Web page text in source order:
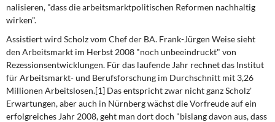
Institut Solidarische Moderne
Rosa-Luxemburg-Stiftung
Über mich
Kontakt
nalisieren, "dass die arbeitsmarktpolitischen Reformen nachhaltig
wirken".
Assistiert wird Scholzvom Chef der BA. Frank-Jürgen Weise sieht
den Arbeitsmarkt im Herbst 2008 "noch unbeeindruckt" von
Rezessionsentwicklungen. Für das laufende Jahr rechnet das Institut
für Arbeitsmarkt- und Berufsforschung im Durchschnitt mit 3,26
Millionen Arbeitslosen.[1] Das entspricht zwar nicht ganz Scholz'
Erwartungen, aber auch in Nürnberg wächst die Vorfreude auf ein
erfolgreiches Jahr 2008, geht man dort doch "bislang davon aus, dass